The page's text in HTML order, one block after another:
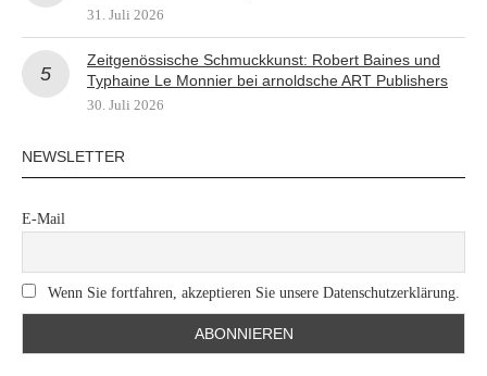
31. Juli 2026
Zeitgenössische Schmuckkunst: Robert Baines und
Typhaine Le Monnier bei arnoldsche ART Publishers
30. Juli 2026
NEWSLETTER
E-Mail
Wenn Sie fortfahren, akzeptieren Sie unsere Datenschutzerklärung.